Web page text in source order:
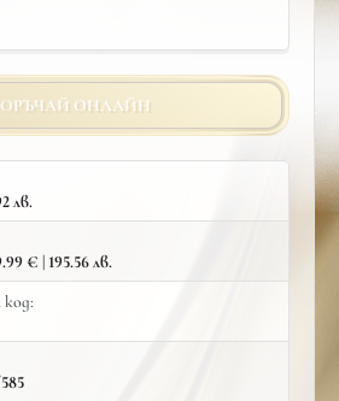
ОНЛАЙН
лв.
€ | 195.56 лв.